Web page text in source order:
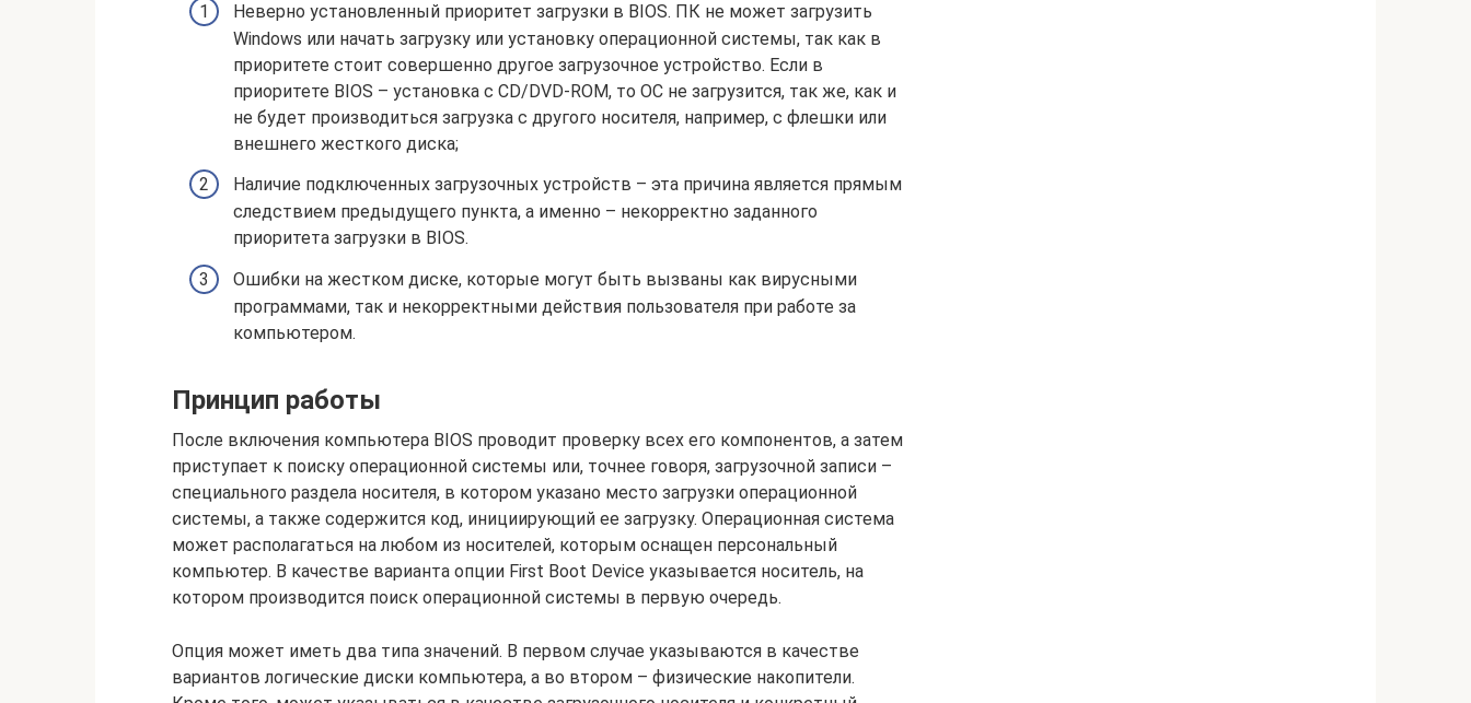
Неверно установленный приоритет загрузки в BIOS. ПК не может загрузить
Windows или начать загрузку или установку операционной системы, так как в
приоритете стоит совершенно другое загрузочное устройство. Если в
приоритете BIOS – установка с CD/DVD-ROM, то ОС не загрузится, так же, как и
не будет производиться загрузка с другого носителя, например, с флешки или
внешнего жесткого диска;
Наличие подключенных загрузочных устройств – эта причина является прямым
следствием предыдущего пункта, а именно – некорректно заданного
приоритета загрузки в BIOS.
Ошибки на жестком диске, которые могут быть вызваны как вирусными
программами, так и некорректными действия пользователя при работе за
компьютером.
Принцип работы
После включения компьютера BIOS проводит проверку всех его компонентов, а затем
приступает к поиску операционной системы или, точнее говоря, загрузочной записи –
специального раздела носителя, в котором указано место загрузки операционной
системы, а также содержится код, инициирующий ее загрузку. Операционная система
может располагаться на любом из носителей, которым оснащен персональный
компьютер. В качестве варианта опции First Boot Device указывается носитель, на
котором производится поиск операционной системы в первую очередь.
Опция может иметь два типа значений. В первом случае указываются в качестве
вариантов логические диски компьютера, а во втором – физические накопители.